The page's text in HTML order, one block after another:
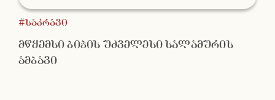
#საკრავი
მწყემსი ბიჭის უძველესი სალამურის
ამბავი